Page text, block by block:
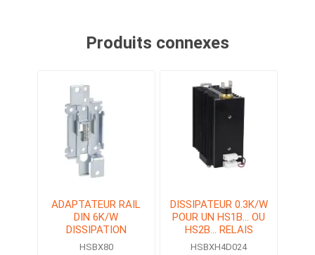
Produits connexes
ADAPTATEUR RAIL
DIN 6K/W
DISSIPATION
HSBX80
DISSIPATEUR 0.3K/W
POUR UN HS1B... OU
HS2B... RELAIS
STATIQUE (SSR)
HSBXH4D024